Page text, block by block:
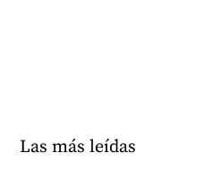
Las más leídas